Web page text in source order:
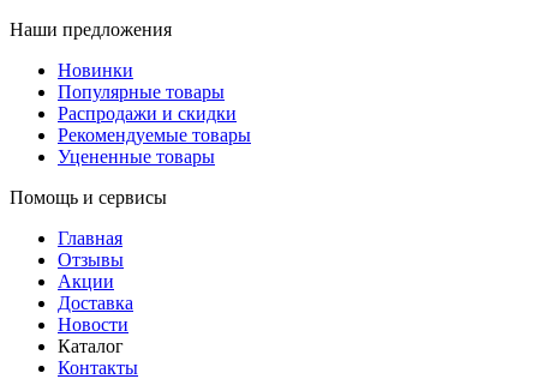
Наши предложения
Новинки
Популярные товары
Распродажи и скидки
Рекомендуемые товары
Уцененные товары
Помощь и сервисы
Главная
Отзывы
Акции
Доставка
Новости
Каталог
Контакты